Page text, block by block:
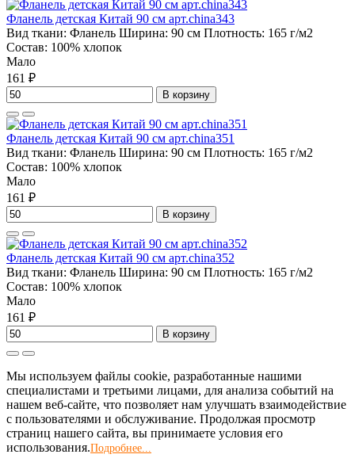
Фланель детская Китай 90 см арт.china343
Вид ткани: Фланель Ширина: 90 см Плотность: 165 г/м2
Состав: 100% хлопок
Мало
161 ₽
В корзину
Фланель детская Китай 90 см арт.china351
Вид ткани: Фланель Ширина: 90 см Плотность: 165 г/м2
Состав: 100% хлопок
Мало
161 ₽
В корзину
Фланель детская Китай 90 см арт.china352
Вид ткани: Фланель Ширина: 90 см Плотность: 165 г/м2
Состав: 100% хлопок
Мало
161 ₽
В корзину
Мы используем файлы cookie, разработанные нашими
специалистами и третьими лицами, для анализа событий на
нашем веб-сайте, что позволяет нам улучшать взаимодействие
с пользователями и обслуживание. Продолжая просмотр
страниц нашего сайта, вы принимаете условия его
использования.Подробнее...